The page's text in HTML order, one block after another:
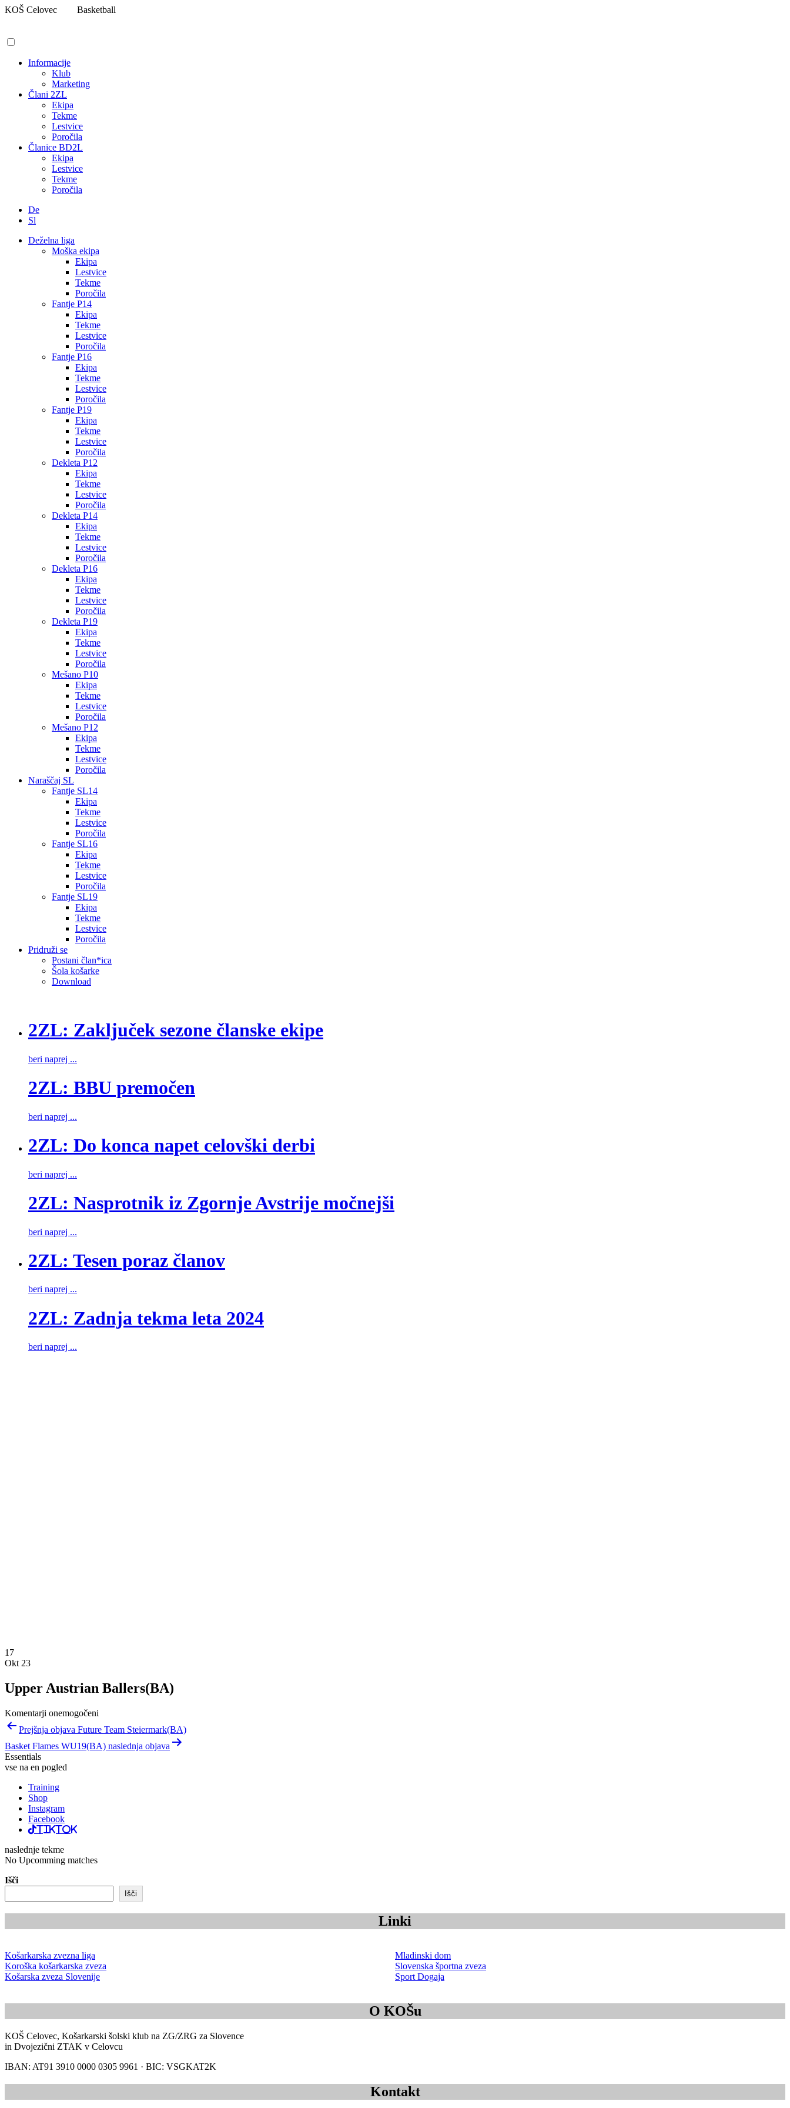
Pojdi
KOŠ Celovec Basketball
Informacije
Klub
Marketing
Člani 2ZL
Ekipa
Tekme
Lestvice
Poročila
Članice BD2L
Ekipa
Lestvice
Tekme
Poročila
De
Sl
Deželna liga
Moška ekipa
Ekipa
Lestvice
Tekme
Poročila
Fantje P14
Ekipa
Tekme
Lestvice
Poročila
Fantje P16
Ekipa
Tekme
Lestvice
Poročila
Fantje P19
Ekipa
Tekme
Lestvice
Poročila
Dekleta P12
Ekipa
Tekme
Lestvice
Poročila
Dekleta P14
Ekipa
Tekme
Lestvice
Poročila
Dekleta P16
Ekipa
Tekme
Lestvice
Poročila
Dekleta P19
Ekipa
Tekme
Lestvice
Poročila
Mešano P10
Ekipa
Tekme
Lestvice
Poročila
Mešano P12
Ekipa
Tekme
Lestvice
Poročila
Naraščaj SL
Fantje SL14
Ekipa
Tekme
Lestvice
Poročila
Fantje SL16
Ekipa
Tekme
Lestvice
Poročila
Fantje SL19
Ekipa
Tekme
Lestvice
Poročila
Pridruži se
Postani član*ica
Šola košarke
Download
2ZL: Zaključek sezone članske ekipe
beri naprej ...
2ZL: BBU premočen
beri naprej ...
2ZL: Do konca napet celovški derbi
beri naprej ...
2ZL: Nasprotnik iz Zgornje Avstrije močnejši
beri naprej ...
2ZL: Tesen poraz članov
beri naprej ...
2ZL: Zadnja tekma leta 2024
beri naprej ...
17
Okt 23
Upper Austrian Ballers(BA)
Komentarji onemogočeni
Navigacija
prispevka
Prejšnja objava Future Team Steiermark(BA)
Basket Flames WU19(BA) naslednja objava
Essentials
vse na en pogled
Training
Shop
Instagram
Facebook
TikTok
naslednje tekme
No Upcomming matches
Išči
Išči
Linki
Košarkarska zvezna liga
Koroška košarkarska zveza
Košarska zveza Slovenije
Mladinski dom
Slovenska športna zveza
Sport Dogaja
O KOŠu
KOŠ Celovec, Košarkarski šolski klub na ZG/ZRG za Slovence
in Dvojezični ZTAK v Celovcu
IBAN: AT91 3910 0000 0305 9961 · BIC: VSGKAT2K
Kontakt